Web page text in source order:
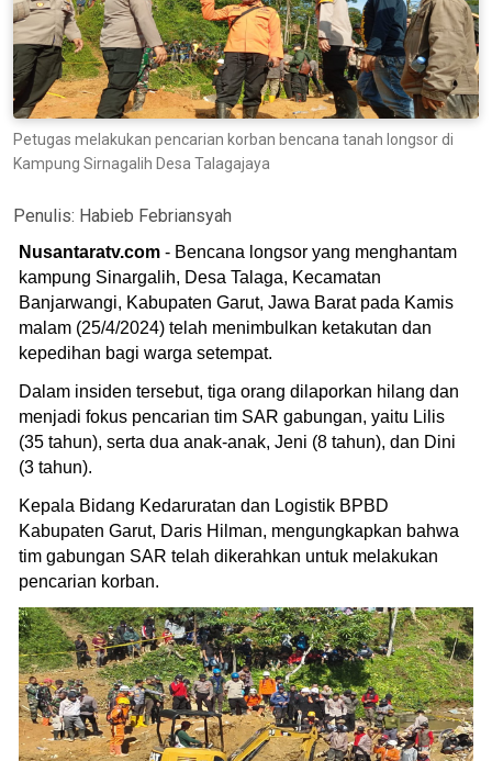
Petugas melakukan pencarian korban bencana tanah longsor di
Kampung Sirnagalih Desa Talagajaya
Penulis: Habieb Febriansyah
Nusantaratv.com - Bencana longsor yang menghantam
kampung Sinargalih, Desa Talaga, Kecamatan
Banjarwangi, Kabupaten Garut, Jawa Barat pada Kamis
malam (25/4/2024) telah menimbulkan ketakutan dan
kepedihan bagi warga setempat.
Dalam insiden tersebut, tiga orang dilaporkan hilang dan
menjadi fokus pencarian tim SAR gabungan, yaitu Lilis
(35 tahun), serta dua anak-anak, Jeni (8 tahun), dan Dini
(3 tahun).
Kepala Bidang Kedaruratan dan Logistik BPBD
Kabupaten Garut, Daris Hilman, mengungkapkan bahwa
tim gabungan SAR telah dikerahkan untuk melakukan
pencarian korban.